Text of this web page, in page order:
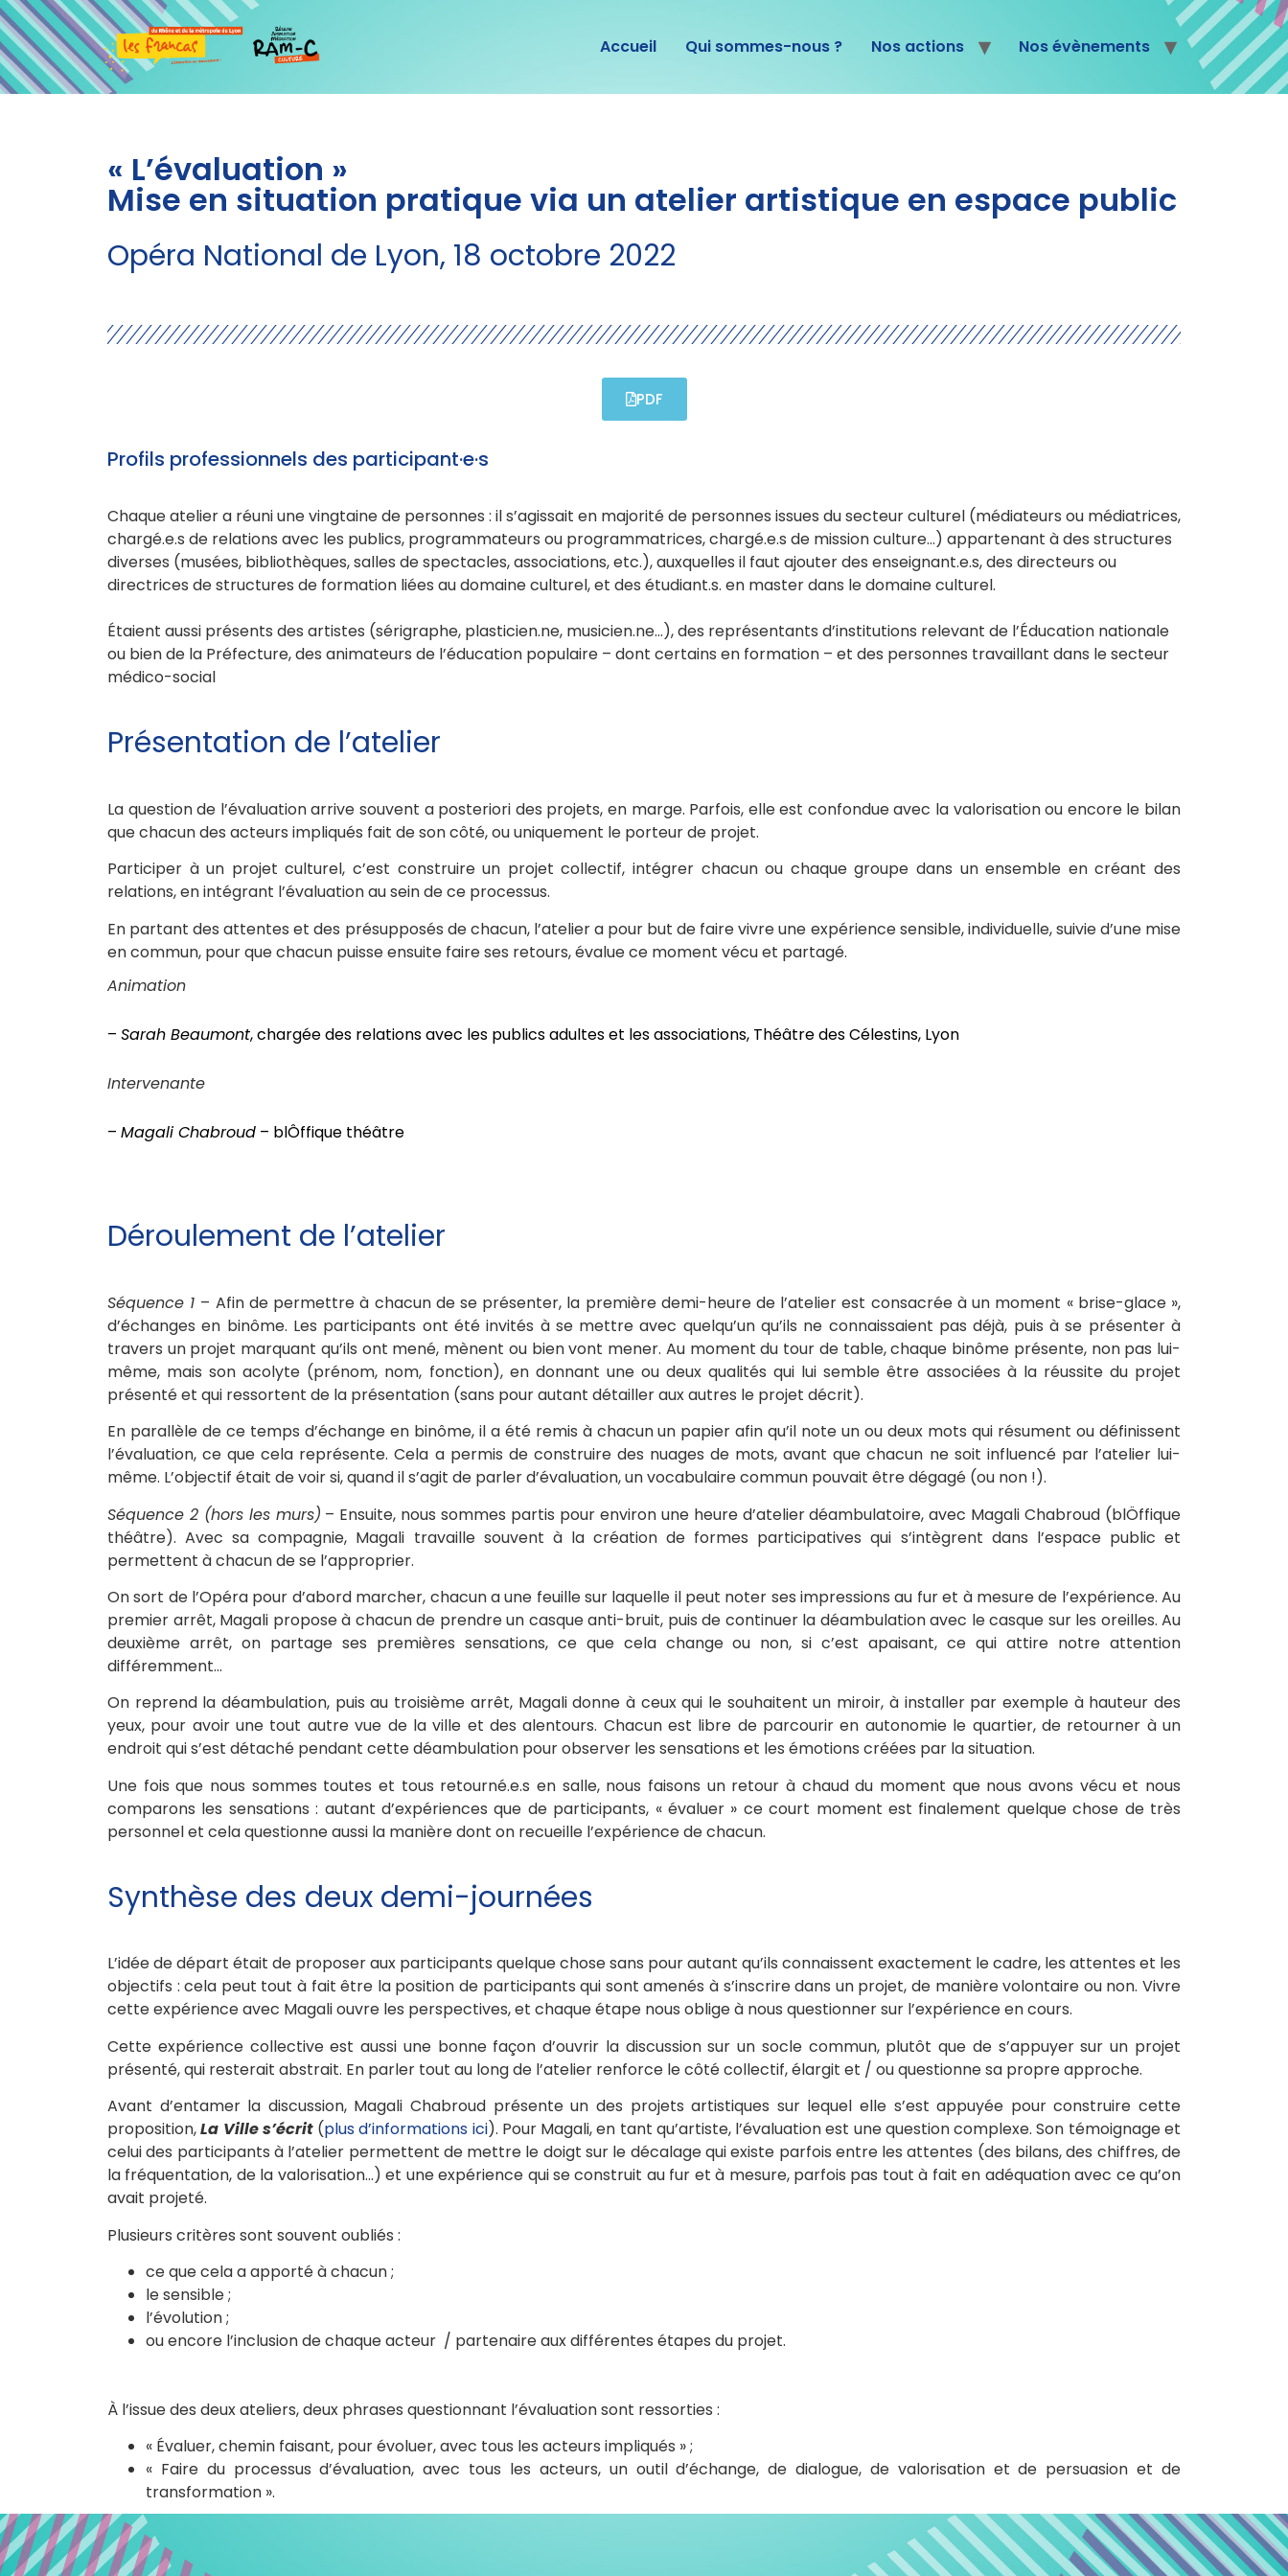
Accueil Qui sommes-nous ? Nos actions Nos évènements
« L’évaluation »
Mise en situation pratique via un atelier artistique en espace public
Opéra National de Lyon, 18 octobre 2022
PDF
Profils professionnels des participant·e·s
Chaque atelier a réuni une vingtaine de personnes : il s’agissait en majorité de personnes issues du secteur culturel (médiateurs ou médiatrices,
chargé.e.s de relations avec les publics, programmateurs ou programmatrices, chargé.e.s de mission culture…) appartenant à des structures
diverses (musées, bibliothèques, salles de spectacles, associations, etc.), auxquelles il faut ajouter des enseignant.e.s, des directeurs ou
directrices de structures de formation liées au domaine culturel, et des étudiant.s. en master dans le domaine culturel.
Étaient aussi présents des artistes (sérigraphe, plasticien.ne, musicien.ne…), des représentants d’institutions relevant de l’Éducation nationale
ou bien de la Préfecture, des animateurs de l’éducation populaire – dont certains en formation – et des personnes travaillant dans le secteur
médico-social
Présentation de l’atelier
La question de l’évaluation arrive souvent a posteriori des projets, en marge. Parfois, elle est confondue avec la valorisation ou encore le bilan
que chacun des acteurs impliqués fait de son côté, ou uniquement le porteur de projet.
Participer à un projet culturel, c’est construire un projet collectif, intégrer chacun ou chaque groupe dans un ensemble en créant des
relations, en intégrant l’évaluation au sein de ce processus.
En partant des attentes et des présupposés de chacun, l’atelier a pour but de faire vivre une expérience sensible, individuelle, suivie d’une mise
en commun, pour que chacun puisse ensuite faire ses retours, évalue ce moment vécu et partagé.
Animation
– Sarah Beaumont, chargée des relations avec les publics adultes et les associations, Théâtre des Célestins, Lyon
Intervenante
– Magali Chabroud – blÔffique théâtre
Déroulement de l’atelier
Séquence 1 – Afin de permettre à chacun de se présenter, la première demi-heure de l’atelier est consacrée à un moment « brise-glace »,
d’échanges en binôme. Les participants ont été invités à se mettre avec quelqu’un qu’ils ne connaissaient pas déjà, puis à se présenter à
travers un projet marquant qu’ils ont mené, mènent ou bien vont mener. Au moment du tour de table, chaque binôme présente, non pas lui-
même, mais son acolyte (prénom, nom, fonction), en donnant une ou deux qualités qui lui semble être associées à la réussite du projet
présenté et qui ressortent de la présentation (sans pour autant détailler aux autres le projet décrit).
En parallèle de ce temps d’échange en binôme, il a été remis à chacun un papier afin qu’il note un ou deux mots qui résument ou définissent
l’évaluation, ce que cela représente. Cela a permis de construire des nuages de mots, avant que chacun ne soit influencé par l’atelier lui-
même. L’objectif était de voir si, quand il s’agit de parler d’évaluation, un vocabulaire commun pouvait être dégagé (ou non !).
Séquence 2 (hors les murs) – Ensuite, nous sommes partis pour environ une heure d’atelier déambulatoire, avec Magali Chabroud (blÖffique
théâtre). Avec sa compagnie, Magali travaille souvent à la création de formes participatives qui s’intègrent dans l’espace public et
permettent à chacun de se l’approprier.
On sort de l’Opéra pour d’abord marcher, chacun a une feuille sur laquelle il peut noter ses impressions au fur et à mesure de l’expérience. Au
premier arrêt, Magali propose à chacun de prendre un casque anti-bruit, puis de continuer la déambulation avec le casque sur les oreilles. Au
deuxième arrêt, on partage ses premières sensations, ce que cela change ou non, si c’est apaisant, ce qui attire notre attention
différemment…
On reprend la déambulation, puis au troisième arrêt, Magali donne à ceux qui le souhaitent un miroir, à installer par exemple à hauteur des
yeux, pour avoir une tout autre vue de la ville et des alentours. Chacun est libre de parcourir en autonomie le quartier, de retourner à un
endroit qui s’est détaché pendant cette déambulation pour observer les sensations et les émotions créées par la situation.
Une fois que nous sommes toutes et tous retourné.e.s en salle, nous faisons un retour à chaud du moment que nous avons vécu et nous
comparons les sensations : autant d’expériences que de participants, « évaluer » ce court moment est finalement quelque chose de très
personnel et cela questionne aussi la manière dont on recueille l’expérience de chacun.
Synthèse des deux demi-journées
L’idée de départ était de proposer aux participants quelque chose sans pour autant qu’ils connaissent exactement le cadre, les attentes et les
objectifs : cela peut tout à fait être la position de participants qui sont amenés à s’inscrire dans un projet, de manière volontaire ou non. Vivre
cette expérience avec Magali ouvre les perspectives, et chaque étape nous oblige à nous questionner sur l’expérience en cours.
Cette expérience collective est aussi une bonne façon d’ouvrir la discussion sur un socle commun, plutôt que de s’appuyer sur un projet
présenté, qui resterait abstrait. En parler tout au long de l’atelier renforce le côté collectif, élargit et / ou questionne sa propre approche.
Avant d’entamer la discussion, Magali Chabroud présente un des projets artistiques sur lequel elle s’est appuyée pour construire cette
proposition,La Ville s’écrit(plus d’informations ici). Pour Magali, en tant qu’artiste, l’évaluation est une question complexe. Son témoignage et
celui des participants à l’atelier permettent de mettre le doigt sur le décalage qui existe parfois entre les attentes (des bilans, des chiffres, de
la fréquentation, de la valorisation…) et une expérience qui se construit au fur et à mesure, parfois pas tout à fait en adéquation avec ce qu’on
avait projeté.
Plusieurs critères sont souvent oubliés :
ce que cela a apporté à chacun ;
le sensible ;
l’évolution ;
ou encore l’inclusion de chaque acteur / partenaire aux différentes étapes du projet.
À l’issue des deux ateliers, deux phrases questionnant l’évaluation sont ressorties :
« Évaluer, chemin faisant, pour évoluer, avec tous les acteurs impliqués » ;
« Faire du processus d’évaluation, avec tous les acteurs, un outil d’échange, de dialogue, de valorisation et de persuasion et de
transformation ».